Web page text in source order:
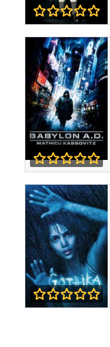
Apocalypse,
Hitler
Babylon A. D.